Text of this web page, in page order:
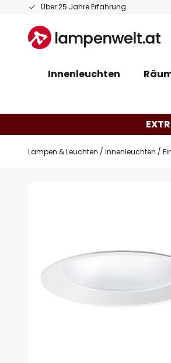
Über 25 Jahre Erfahrung
Zum
springen
Innenleuchten
Lampen & Leuchten Innenleuchten